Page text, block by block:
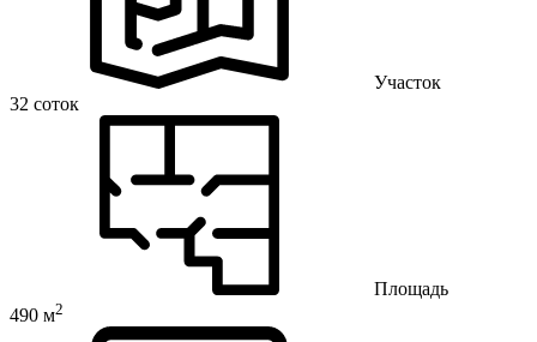
Участок
32 соток
Площадь
490 м2